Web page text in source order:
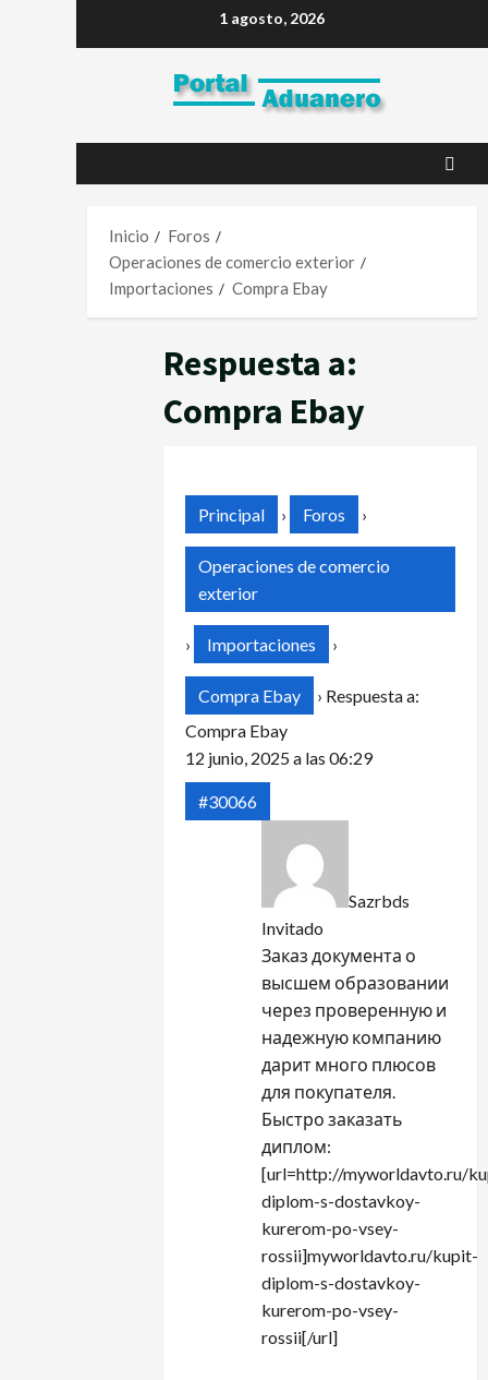
1 agosto, 2026
Inicio
Foros
Operaciones de comercio exterior
Importaciones
Compra Ebay
Respuesta a:
Compra Ebay
Principal › Foros ›
Operaciones de comercio
exterior
› Importaciones ›
Compra Ebay › Respuesta a:
Compra Ebay
12 junio, 2025 a las 06:29
#30066
Sazrbds
Invitado
Заказ документа о
высшем образовании
через проверенную и
надежную компанию
дарит много плюсов
для покупателя.
Быстро заказать
диплом:
[url=http://myworldavto.ru/
diplom-s-dostavkoy-
kurerom-po-vsey-
rossii]myworldavto.ru/kupit-
diplom-s-dostavkoy-
kurerom-po-vsey-
rossii[/url]